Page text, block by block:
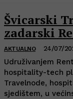
Švicarski
zadarski
AKTUALNO 24/07/
Udruživanjem
hospitality-tech
Travelnode,
sjedištem, u